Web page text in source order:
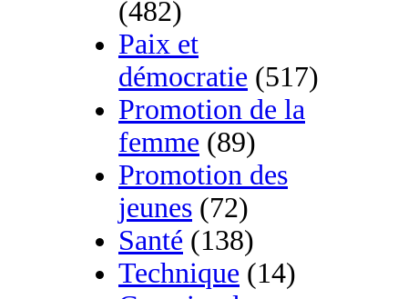
(482)
Paix et
démocratie (517)
Promotion de la
femme (89)
Promotion des
jeunes (72)
Santé (138)
Technique (14)